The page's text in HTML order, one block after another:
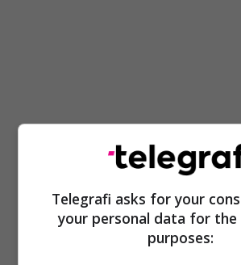
Telegrafi asks for your
your personal data for
purposes: